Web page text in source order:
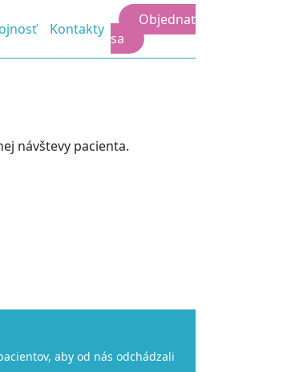
Kontakty
Objednať
sa
návštevy pacienta.
aby od nás odchádzali